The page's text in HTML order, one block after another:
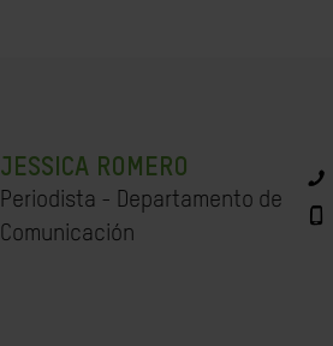
JESSICA ROMERO
Periodista - Departamento de
Comunicación